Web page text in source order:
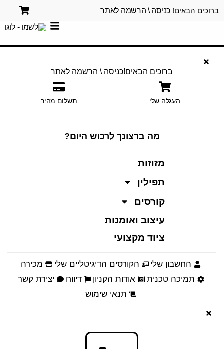
ברוכים הבאים! כניסה \ הרשמה לאתר
ברוכים הבאים!כניסה \ הרשמה לאתר
העגלה שלי תשלום מהיר
מה ברצונך לרכוש היום?
מזוזות
תפילין
קורסים
עיצוב ואומנות
ציוד מקצועי
החשבון שלי הקורסים הדיגיטליים שלי
מכירה
תמיכה טכנית
אודות הקניון דיווח
יצירת קשר
תנאי שימוש